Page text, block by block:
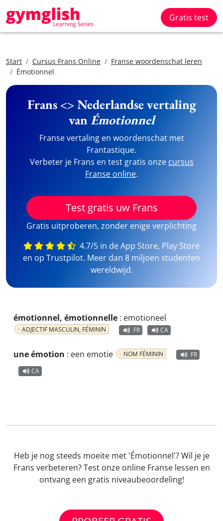
Gratis test
Start Cursus Frans Online
Franse woordenschat leren
Émotionnel
Frans <> Nederlandse vertaling
vanÉmotionnel
Franse vertaling en woordenschat met
Frantastique.
Verbeter je Frans en test gratis onze cursus
Franse online.
Test gratis uw Frans
Gratis uitproberen, zonder enige verplichting
4.7/5 in de App Store, Play Store
en op Trustpilot. Meer dan 8 miljoen studenten
wereldwijd.
émotionnel, émotionnelle : emotioneel
ADJECTIF MASCULIN, FÉMININ FR CA
une émotion : een emotie NOM FÉMININ
FR
CA
Heb je nog steeds moeite met 'Émotionnel'? Wil je je
Frans verbeteren? Test onze online Franse lessen en
ontvang een gratis niveaubeoordeling!